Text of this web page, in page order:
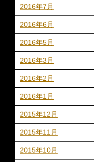
2016年7月
2016年6月
2016年5月
2016年3月
2016年2月
2016年1月
2015年12月
2015年11月
2015年10月